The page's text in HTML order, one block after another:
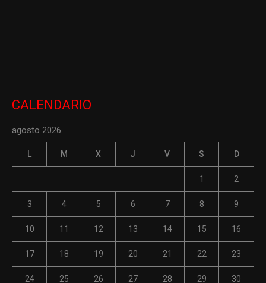
CALENDARIO
agosto 2026
L M X J V S D
1 2
3 4 5 6 7 8 9
10 11 12 13 14 15 16
17 18 19 20 21 22 23
24 25 26 27 28 29 30